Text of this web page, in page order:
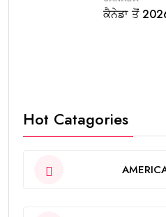
ਕੈਨੇਡਾ ਤੋਂ
Hot Catagories